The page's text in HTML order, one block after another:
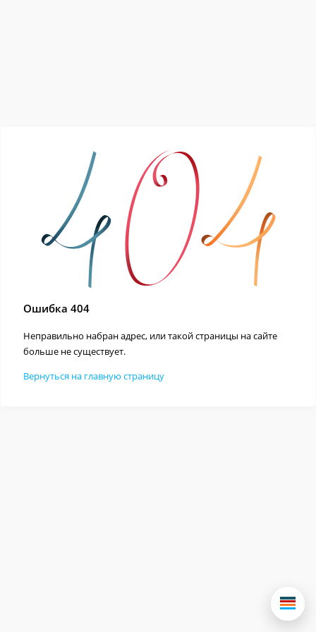
Ошибка 404
Неправильно набран адрес, или такой страницы на сайте
больше не существует.
Вернуться на главную страницу